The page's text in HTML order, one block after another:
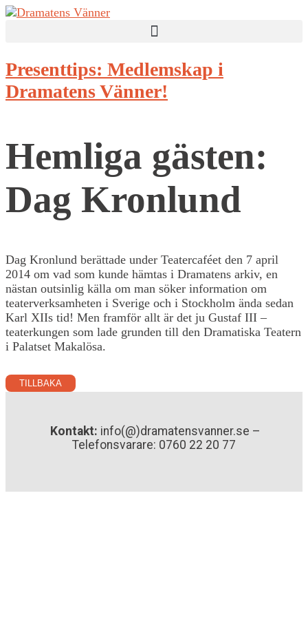
Presenttips: Medlemskap i
Dramatens Vänner!
Hemliga gästen:
Dag Kronlund
Dag Kronlund berättade under Teatercaféet den 7 april
2014 om vad som kunde hämtas i Dramatens arkiv, en
nästan outsinlig källa om man söker information om
teaterverksamheten i Sverige och i Stockholm ända sedan
Karl XIIs tid! Men framför allt är det ju Gustaf III –
teaterkungen som lade grunden till den Dramatiska Teatern
i Palatset Makalösa.
TILLBAKA
Kontakt: info(@)dramatensvanner.se –
Telefonsvarare: 0760 22 20 77